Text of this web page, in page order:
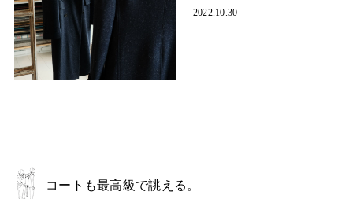
2022.10.30
コートも最高級で誂える。